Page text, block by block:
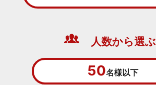
人数から選ぶ
50名様以下